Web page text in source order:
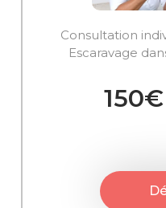
Consultation
Escaravage
150€